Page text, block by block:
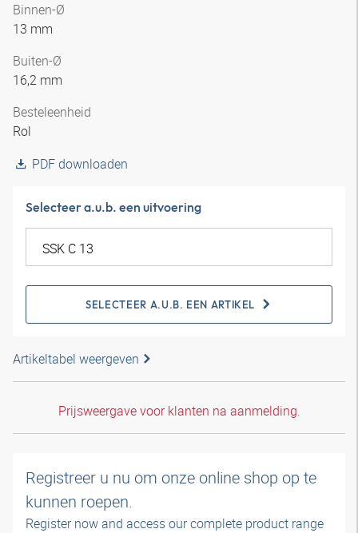
Binnen-Ø
13 mm
Buiten-Ø
16,2 mm
Besteleenheid
Rol
PDF downloaden
Selecteer a.u.b. een uitvoering
SELECTEER A.U.B. EEN ARTIKEL
Artikeltabel weergeven
Prijsweergave voor klanten na aanmelding.
Registreer u nu om onze online shop op te
kunnen roepen.
Register now and access our complete product range